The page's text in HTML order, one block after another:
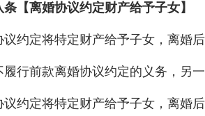
【离婚协议约定财产给予子女】
定将特定财产给予子女，离婚后
前款离婚协议约定的义务，另一
定将特定财产给予子女，离婚后